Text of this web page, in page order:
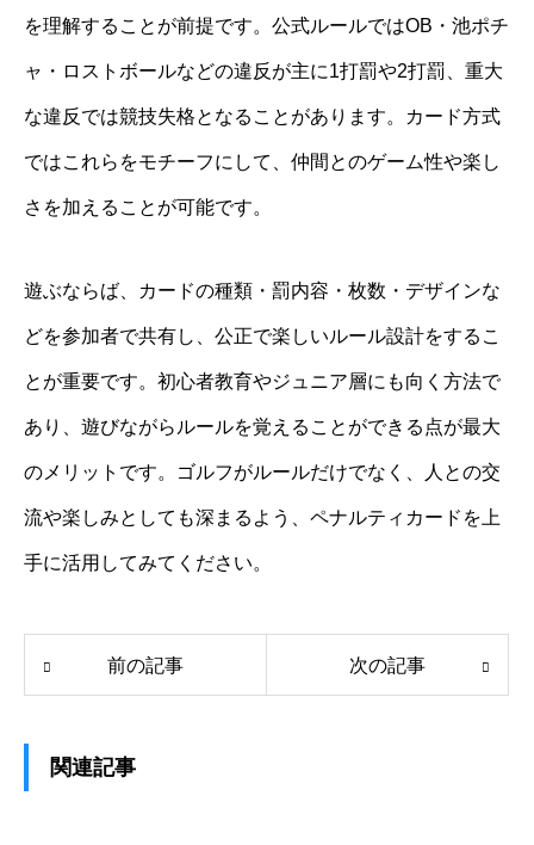
を理解することが前提です。公式ルールではOB・池ポチ
ャ・ロストボールなどの違反が主に1打罰や2打罰、重大
な違反では競技失格となることがあります。カード方式
ではこれらをモチーフにして、仲間とのゲーム性や楽し
さを加えることが可能です。
遊ぶならば、カードの種類・罰内容・枚数・デザインな
どを参加者で共有し、公正で楽しいルール設計をするこ
とが重要です。初心者教育やジュニア層にも向く方法で
あり、遊びながらルールを覚えることができる点が最大
のメリットです。ゴルフがルールだけでなく、人との交
流や楽しみとしても深まるよう、ペナルティカードを上
手に活用してみてください。
前の記事 次の記事
関連記事